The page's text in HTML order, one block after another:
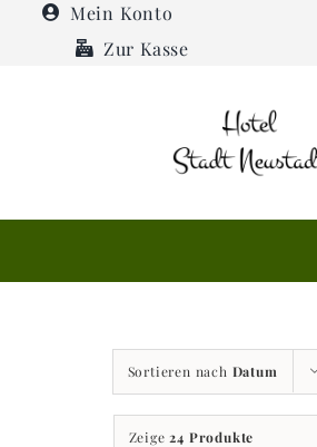
Mein Konto
Zur Kasse
Sortieren nach Datum
Zeige 24 Produkte